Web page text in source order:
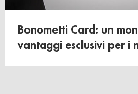
Bonometti Card: un
vantaggi esclusivi per i